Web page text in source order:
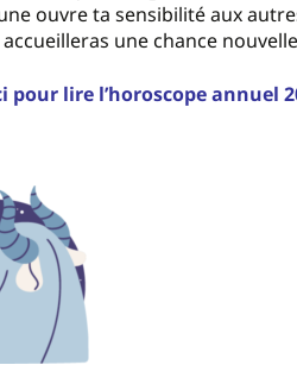
ouvre ta sensibilité aux
accueilleras une chance
pour lire l’horoscope annuel